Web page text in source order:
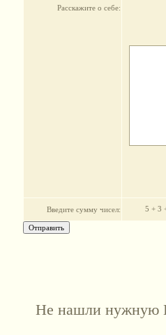
Расскажите о себе:
Введите cумму чисел: 5 + 3
Не нашли нужную